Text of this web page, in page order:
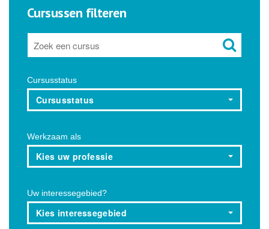
Cursussen filteren
Cursusstatus
Cursusstatus
Werkzaam als
Kies uw professie
Uw interessegebied?
Kies interessegebied